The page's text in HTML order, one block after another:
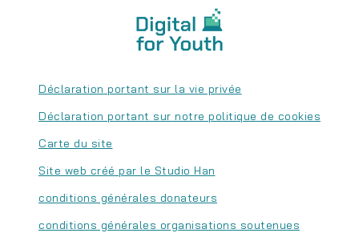
Déclaration portant sur la vie privée
Déclaration portant sur notre politique de cookies
Carte du site
Site web créé par le Studio Han
conditions générales donateurs
conditions générales organisations soutenues